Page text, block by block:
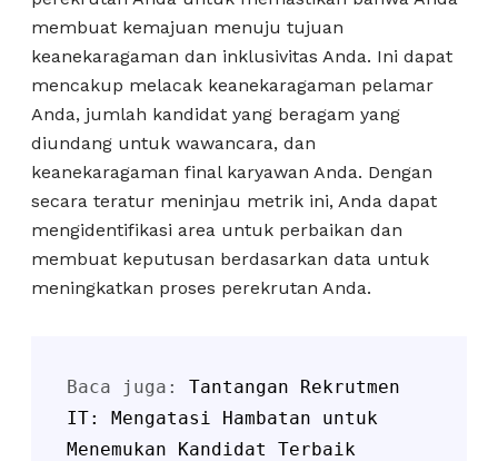
membuat kemajuan menuju tujuan
keanekaragaman dan inklusivitas Anda. Ini dapat
mencakup melacak keanekaragaman pelamar
Anda, jumlah kandidat yang beragam yang
diundang untuk wawancara, dan
keanekaragaman final karyawan Anda. Dengan
secara teratur meninjau metrik ini, Anda dapat
mengidentifikasi area untuk perbaikan dan
membuat keputusan berdasarkan data untuk
meningkatkan proses perekrutan Anda.
Baca juga: Tantangan Rekrutmen
IT: Mengatasi Hambatan untuk
Menemukan Kandidat Terbaik